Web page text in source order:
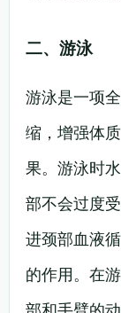
二、游泳
游泳是一项
缩，增强体
果。游泳时
部不会过度
进颈部血液
的作用。在